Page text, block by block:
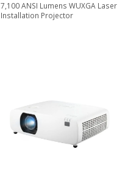
7,100 ANSI Lumens WUXGA Laser
Installation Projector